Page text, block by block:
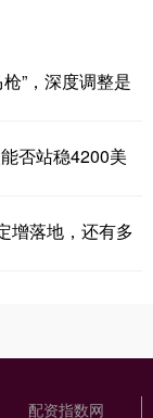
”，深度调整是
否站稳4200美
增落地，还有多
配资指数网